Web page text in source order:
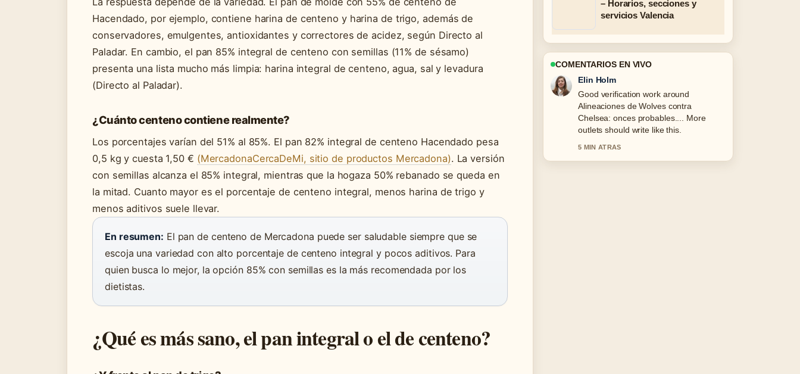
Hacendado, por ejemplo, contiene harina de centeno y harina de trigo, además de
conservadores, emulgentes, antioxidantes y correctores de acidez, según Directo al
Paladar. En cambio, el pan 85% integral de centeno con semillas (11% de sésamo)
presenta una lista mucho más limpia: harina integral de centeno, agua, sal y levadura
(Directo al Paladar).
¿Cuánto centeno contiene realmente?
Los porcentajes varían del 51% al 85%. El pan 82% integral de centeno Hacendado pesa
0,5 kg y cuesta 1,50 € (MercadonaCercaDeMi, sitio de productos Mercadona). La versión
con semillas alcanza el 85% integral, mientras que la hogaza 50% rebanado se queda en
la mitad. Cuanto mayor es el porcentaje de centeno integral, menos harina de trigo y
menos aditivos suele llevar.
En resumen: El pan de centeno de Mercadona puede ser saludable siempre que se
escoja una variedad con alto porcentaje de centeno integral y pocos aditivos. Para
quien busca lo mejor, la opción 85% con semillas es la más recomendada por los
dietistas.
¿Qué es más sano, el pan integral o el de centeno?
– Horarios, secciones y
servicios Valencia
COMENTARIOS EN VIVO
Adrian Wells
Strong breakdown on Cáncer de
ovario: síntomas y señales de.... This is
the clearest summary I have seen
today.
7 MIN ATRAS